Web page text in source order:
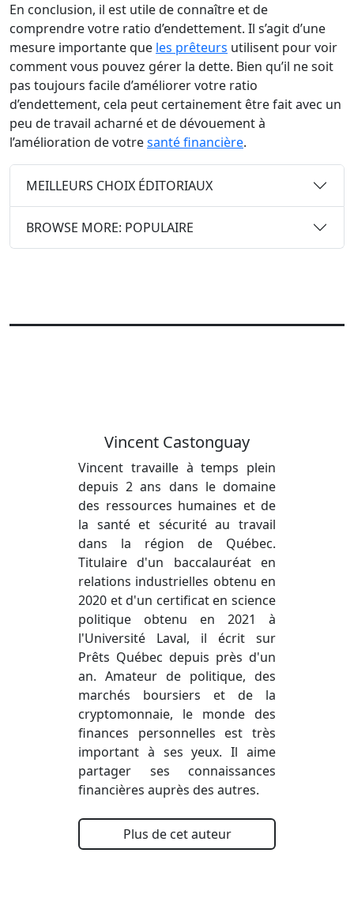
En conclusion, il est utile de connaître et de
comprendre votre ratio d’endettement. Il s’agit d’une
mesure importante que les prêteurs utilisent pour voir
comment vous pouvez gérer la dette. Bien qu’il ne soit
pas toujours facile d’améliorer votre ratio
d’endettement, cela peut certainement être fait avec un
peu de travail acharné et de dévouement à
l’amélioration de votresanté financière.
MEILLEURS CHOIX ÉDITORIAUX
BROWSE MORE: POPULAIRE
Vincent Castonguay
Vincent travaille à temps plein
depuis 2 ans dans le domaine
des ressources humaines et de
la santé et sécurité au travail
dans la région de Québec.
Titulaire d'un baccalauréat en
relations industrielles obtenu en
2020 et d'un certificat en science
politique obtenu en 2021 à
l'Université Laval, il écrit sur
Prêts Québec depuis près d'un
an. Amateur de politique, des
marchés boursiers et de la
cryptomonnaie, le monde des
finances personnelles est très
important à ses yeux. Il aime
partager ses connaissances
financières auprès des autres.
Plus de cet auteur